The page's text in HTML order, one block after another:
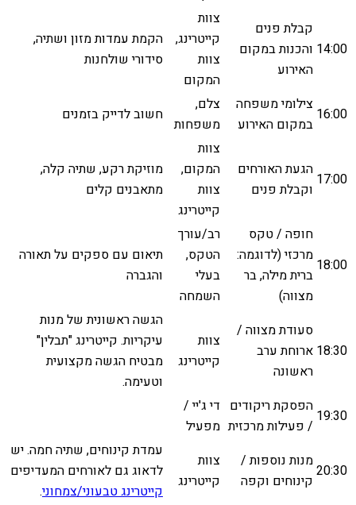
14:00
קבלת פנים
והכנות במקום
האירוע
צוות
קייטרינג,
צוות
המקום
הקמת עמדות מזון ושתיה,
סידורי שולחנות
16:00
צילומי משפחה
במקום האירוע
צלם,
משפחות
חשוב לדייק בזמנים
17:00
הגעת האורחים
וקבלת פנים
צוות
המקום,
צוות
קייטרינג
מוזיקת רקע, שתיה קלה,
מתאבנים קלים
18:00
חופה / טקס
מרכזי (לדוגמה:
ברית מילה, בר
מצווה)
רב/עורך
הטקס,
בעלי
השמחה
תיאום עם ספקים על תאורה
והגברה
18:30
סעודת מצווה /
ארוחת ערב
ראשונה
צוות
קייטרינג
הגשה ראשונית של מנות
עיקריות. קייטרינג "תבלין"
מבטיח הגשה מקצועית
וטעימה.
19:30
הפסקת ריקודים
/ פעילות מרכזית
די ג'יי /
מפעיל
20:30
מנות נוספות /
קינוחים וקפה
צוות
קייטרינג
עמדת קינוחים, שתיה חמה. יש
לדאוג גם לאורחים המעדיפים
קייטרינג טבעוני/צמחוני.